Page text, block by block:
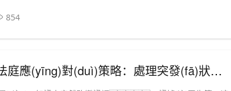
854
對(duì)策略：處理突發(fā)狀況的技巧與經(jīng)驗(yàn)